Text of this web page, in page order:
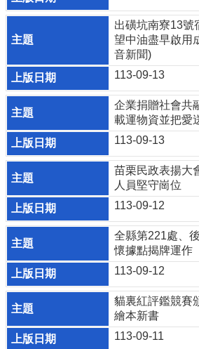
理
站
料
開
放
宣
告
補
助
告
專
網
站
導
覽
回
出磺坑南寮13號
望中油盡早啟用
音新聞)
113-09-13
企業捐贈社會
載運物資並把愛
113-09-13
苗栗民政表揚
人員堅守崗位
113-09-12
全縣第221處、
懷據點揭牌運作
113-09-12
貓裏紅評鑑競
繪本新書
113-09-11